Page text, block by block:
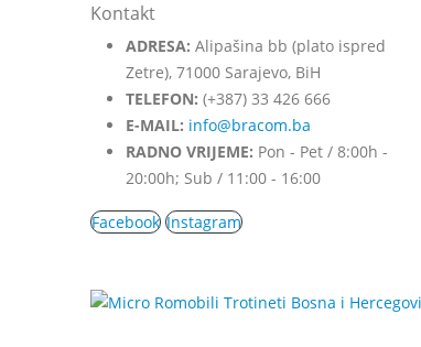
Kontakt
ADRESA: Alipašina bb (plato ispred
Zetre), 71000 Sarajevo, BiH
TELEFON: (+387) 33 426 666
E-MAIL: info@bracom.ba
RADNO VRIJEME: Pon - Pet / 8:00h -
20:00h; Sub / 11:00 - 16:00
Facebook Instagram